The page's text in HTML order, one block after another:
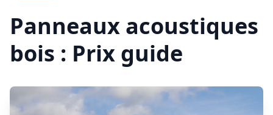
Panneaux acoustiques
bois : Prix guide